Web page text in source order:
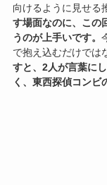
向けるように見せる
す場面なのに、この
うのが上手いです。
で抱え込むだけでは
すと、2人が言葉に
く、東西探偵コンビ